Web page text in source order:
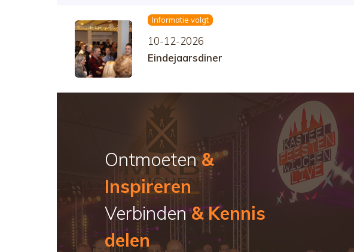
Informatie volgt
10-12-2026
Eindejaarsdiner
Ontmoeten&
Inspireren
Verbinden& Kennis
delen